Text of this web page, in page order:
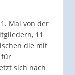
Mal von der
11
die mit
für
sich nach